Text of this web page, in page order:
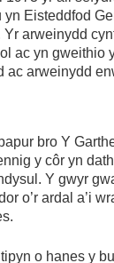
yn Eisteddfod
Yr arweinydd
ac yn gweithio
ac arweinydd
bro Y
y côr yn
Y gwyr
o’r ardal a’i
o hanes y